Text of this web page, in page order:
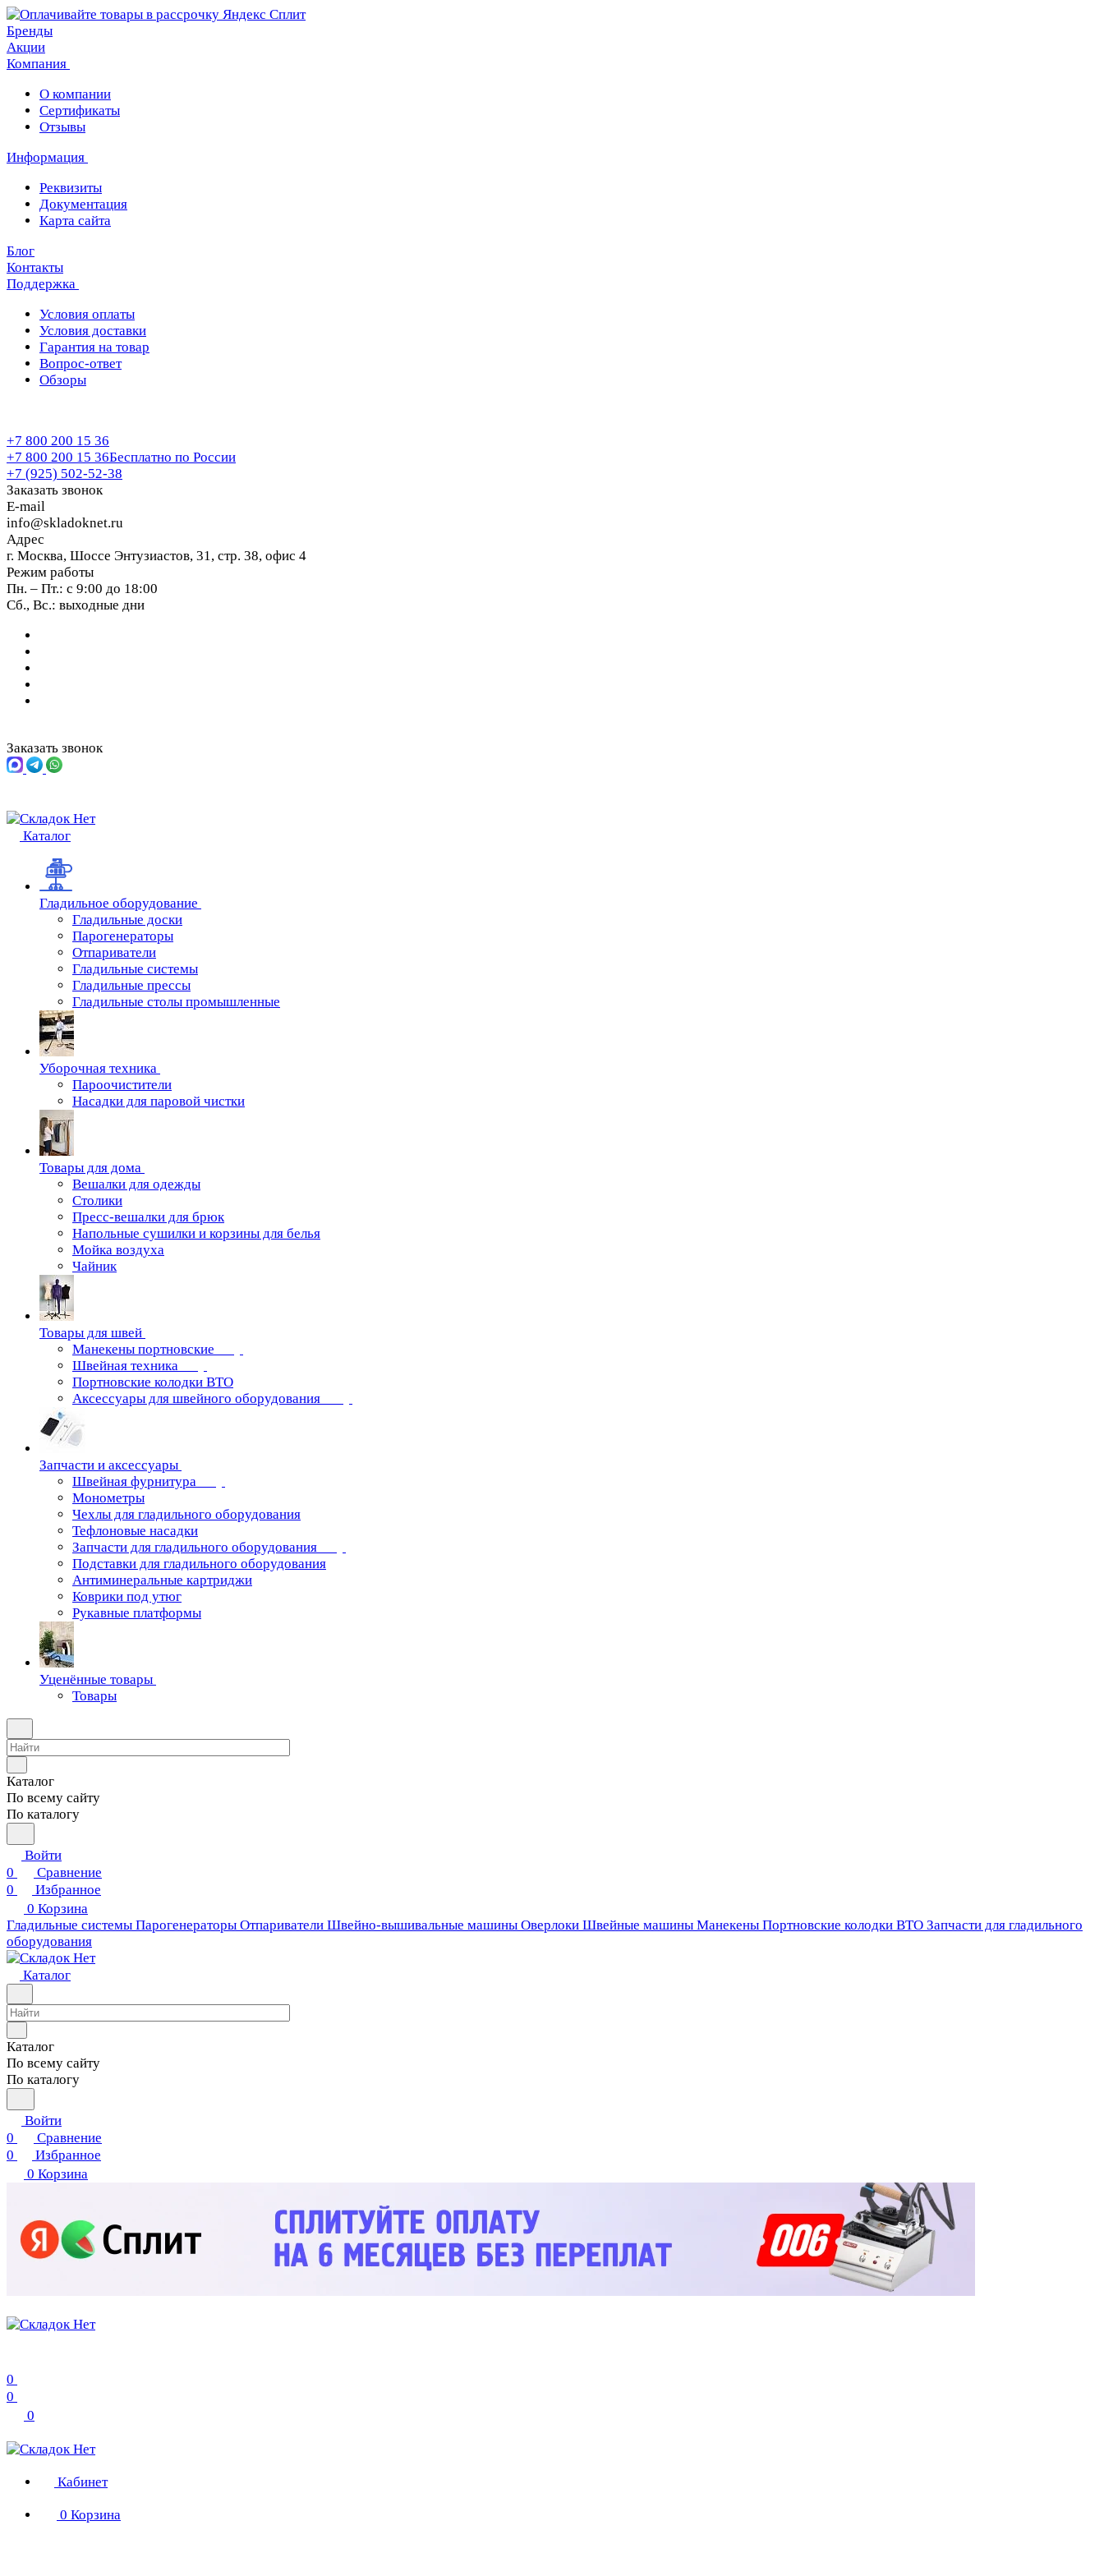
Бренды
Акции
Компания
О компании
Сертификаты
Отзывы
Информация
Реквизиты
Документация
Карта сайта
Блог
Контакты
Поддержка
Условия оплаты
Условия доставки
Гарантия на товар
Вопрос-ответ
Обзоры
+7 800 200 15 36
+7 800 200 15 36Бесплатно по России
+7 (925) 502-52-38
Заказать звонок
E-mail
info@skladoknet.ru
Адрес
г. Москва, Шоссе Энтузиастов, 31, стр. 38, офис 4
Режим работы
Пн. – Пт.: с 9:00 до 18:00
Сб., Вс.: выходные дни
Заказать звонок
Каталог
Гладильное оборудование
Гладильные доски
Парогенераторы
Отпариватели
Гладильные системы
Гладильные прессы
Гладильные столы промышленные
Уборочная техника
Пароочистители
Насадки для паровой чистки
Товары для дома
Вешалки для одежды
Столики
Пресс-вешалки для брюк
Напольные сушилки и корзины для белья
Мойка воздуха
Чайник
Товары для швей
Манекены портновские
Швейная техника
Портновские колодки ВТО
Аксессуары для швейного оборудования
Запчасти и аксессуары
Швейная фурнитура
Монометры
Чехлы для гладильного оборудования
Тефлоновые насадки
Запчасти для гладильного оборудования
Подставки для гладильного оборудования
Антиминеральные картриджи
Коврики под утюг
Рукавные платформы
Уценённые товары
Товары
Каталог
По всему сайту
По каталогу
Войти
0
Сравнение
0
Избранное
0 Корзина
Гладильные системы Парогенераторы Отпариватели Швейно-вышивальные машины Оверлоки Швейные машины Манекены Портновские колодки ВТО Запчасти для гладильного
оборудования
Каталог
Каталог
По всему сайту
По каталогу
Войти
0
Сравнение
0
Избранное
0 Корзина
0
0
0
Кабинет
0 Корзина